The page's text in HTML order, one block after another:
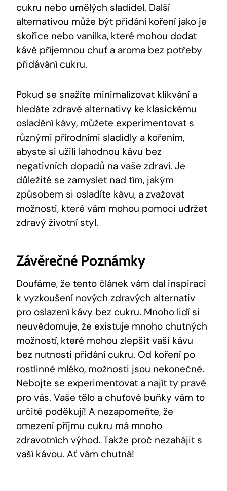
cukru nebo umělých sladidel. Další
alternativou může být přidání koření jako je
skořice nebo vanilka, které mohou dodat
kávě příjemnou chuť a aroma bez potřeby
přidávání cukru.
Pokud se snažíte minimalizovat klikvání a
hledáte zdravé alternativy ke klasickému
osladění kávy, můžete experimentovat s
různými přírodními sladidly a kořením,
abyste si užili lahodnou kávu bez
negativních dopadů na vaše zdraví. Je
důležité se zamyslet nad tím, jakým
způsobem si osladíte kávu, a zvažovat
možnosti, které vám mohou pomoci udržet
zdravý životní styl.
Závěrečné Poznámky
Doufáme, že tento článek vám dal inspiraci
k vyzkoušení nových zdravých alternativ
pro oslazení kávy bez cukru. Mnoho lidí si
neuvědomuje, že existuje mnoho chutných
možností, které mohou zlepšit vaši kávu
bez nutnosti přidání cukru. Od koření po
rostlinné mléko, možnosti jsou nekonečné.
Nebojte se experimentovat a najít ty pravé
pro vás. Vaše tělo a chuťové buňky vám to
určitě poděkují! A nezapomeňte, že
omezení příjmu cukru má mnoho
zdravotních výhod. Takže proč nezahájit s
vaší kávou. Ať vám chutná!